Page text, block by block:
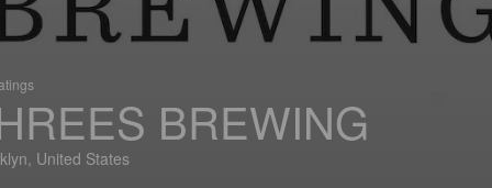
BREWING
United States